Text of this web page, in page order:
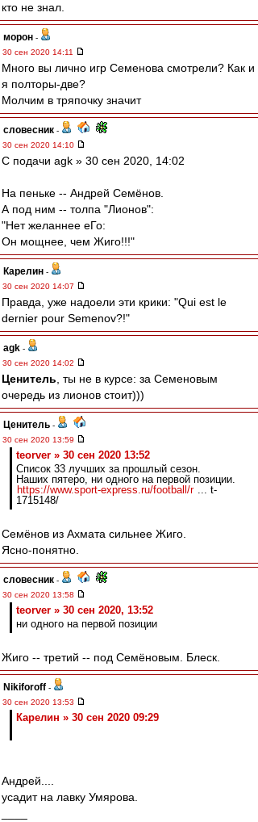
кто не знал.
морон -
30 сен 2020 14:11
Много вы лично игр Семенова смотрели? Как и
я полторы-две?
Молчим в тряпочку значит
словесник -
30 сен 2020 14:10
С подачи agk » 30 сен 2020, 14:02
На пеньке -- Андрей Семёнов.
А под ним -- толпа "Лионов":
"Нет желаннее еГо:
Он мощнее, чем Жиго!!!"
Карелин -
30 сен 2020 14:07
Правда, уже надоели эти крики: "Qui est le
dernier pour Semenov?!"
agk -
30 сен 2020 14:02
Ценитель , ты не в курсе: за Семеновым
очередь из лионов стоит)))
Ценитель -
30 сен 2020 13:59
teorver » 30 сен 2020 13:52
Список 33 лучших за прошлый сезон.
Наших пятеро, ни одного на первой позиции.
https://www.sport-express.ru/football/r ... t-
1715148/
Семёнов из Ахмата сильнее Жиго.
Ясно-понятно.
словесник -
30 сен 2020 13:58
teorver » 30 сен 2020, 13:52
ни одного на первой позиции
Жиго -- третий -- под Семёновым. Блеск.
Nikiforoff -
30 сен 2020 13:53
Карелин » 30 сен 2020 09:29
Андрей....
усадит на лавку Умярова.